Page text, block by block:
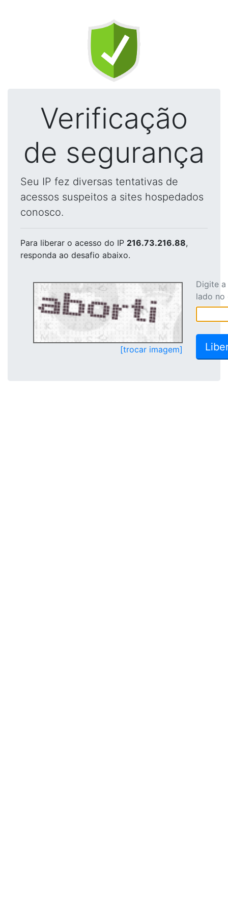
Verificação
de segurança
Seu IP fez diversas tentativas de
acessos suspeitos a sites hospedados
conosco.
Para liberar o acesso do IP 216.73.216.88,
responda ao desafio abaixo.
[trocar imagem]
Digite
lado no